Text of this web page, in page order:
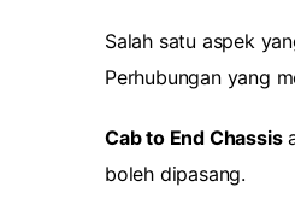
Salah satu aspek
Perhubungan yang
Cab to End Chassis
boleh dipasang.